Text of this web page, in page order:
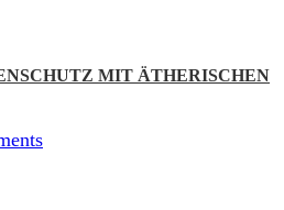
MIT ÄTHERISCHEN